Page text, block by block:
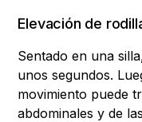
Elevación de
Sentado en una
unos segundos.
movimiento puede
abdominales y de